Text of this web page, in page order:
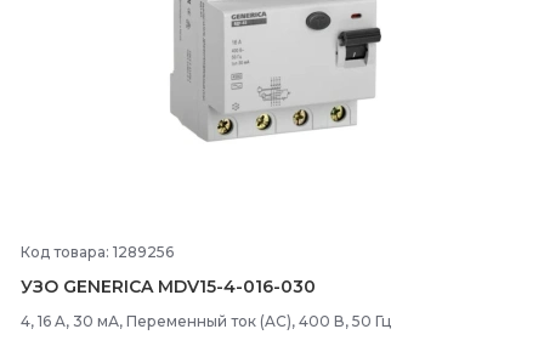
Код товара: 1289256
УЗО GENERICA MDV15-4-016-030
4, 16 A, 30 мА, Переменный ток (AC), 400 В, 50 Гц